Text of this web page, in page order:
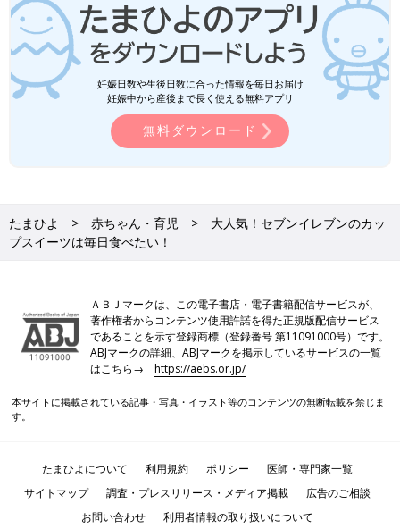
妊娠日数や生後日数に合った情報を毎日お届け
妊娠中から産後まで長く使える無料アプリ
無料ダウンロード
たまひよ 赤ちゃん・育児
大人気！セブンイレブンのカッ
プスイーツは毎日食べたい！
ＡＢＪマークは、この電子書店・電子書籍配信サービスが、
著作権者からコンテンツ使用許諾を得た正規版配信サービス
であることを示す登録商標（登録番号 第11091000号）です。
ABJマークの詳細、ABJマークを掲示しているサービスの一覧
はこちら→https://aebs.or.jp/
本サイトに掲載されている記事・写真・イラスト等のコンテンツの無断転載を禁じま
す。
たまひよについて 利用規約 ポリシー
医師・専門家一覧
サイトマップ
調査・プレスリリース・メディア掲載
広告のご相談
お問い合わせ
利用者情報の取り扱いについて